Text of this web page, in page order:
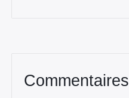
Commentaires